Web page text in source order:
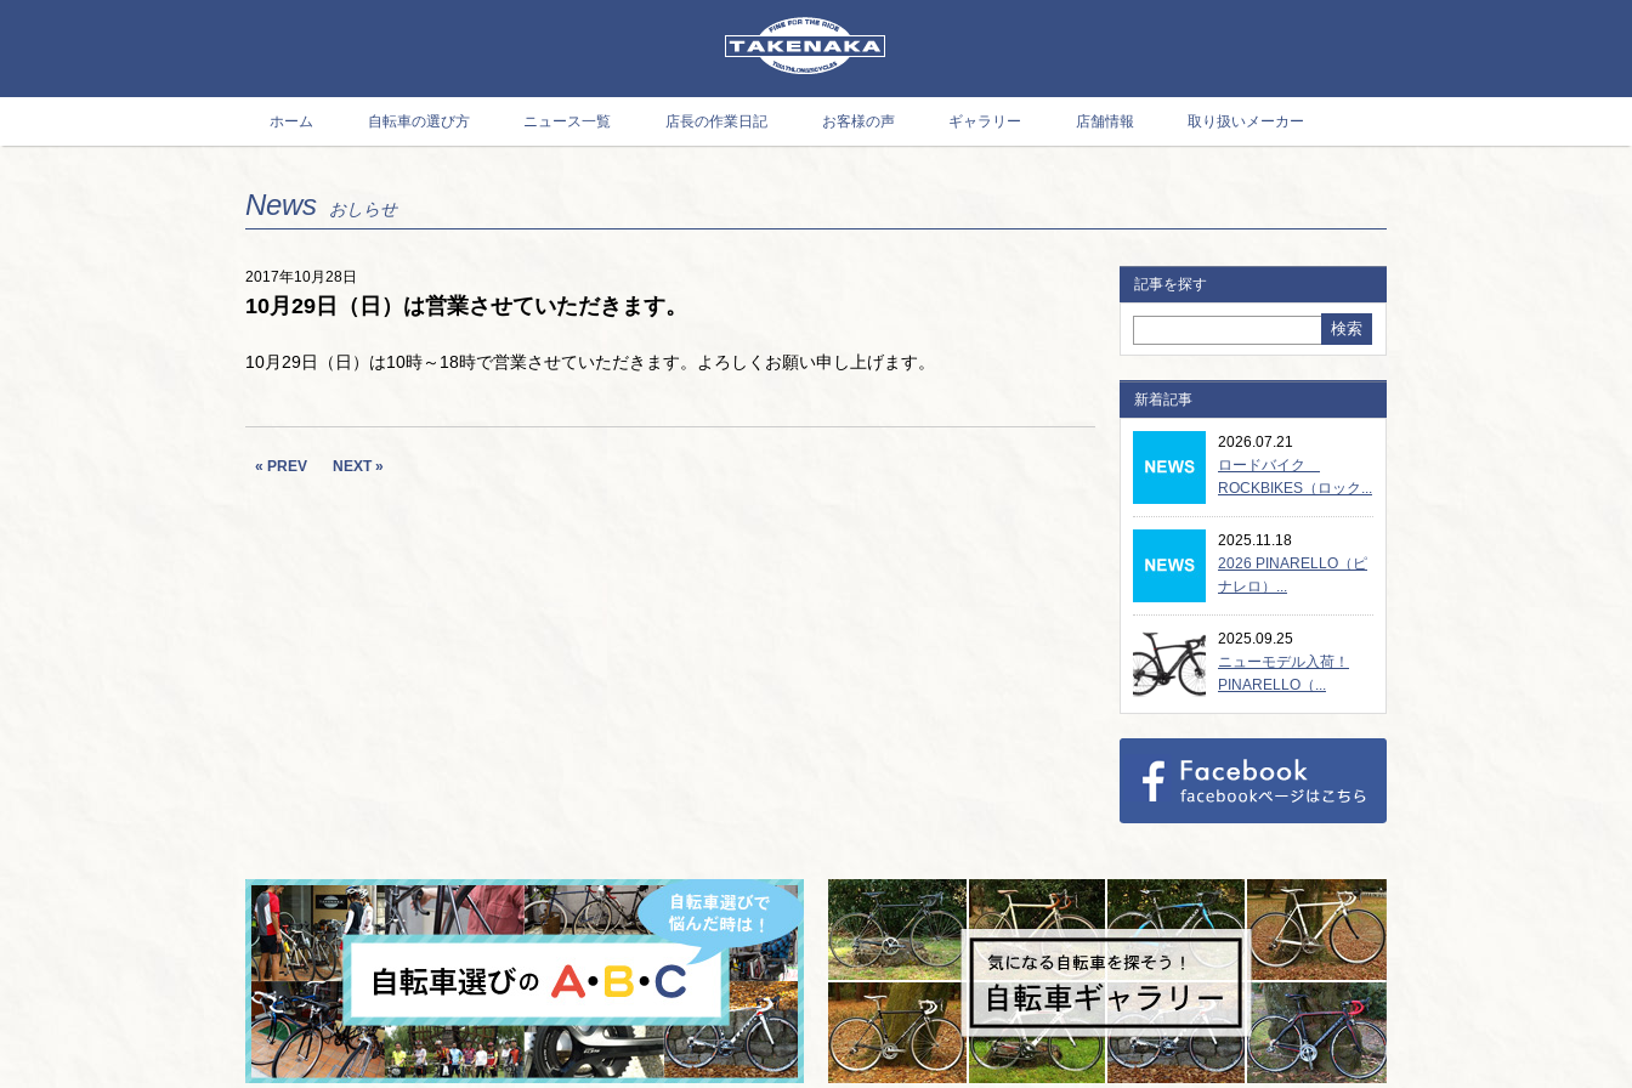
ホーム 自転車の選び方 ニュース一覧 店長の作業日記 お客様の声 ギャラリー 店舗情報 取り扱いメーカー
News おしらせ
2017年10月28日
10月29日（日）は営業させていただきます。
10月29日（日）は10時～18時で営業させていただきます。よろしくお願い申し上げます。
« PREV NEXT »
記事を探す
新着記事
2026.07.21
ロードバイク
ROCKBIKES（ロック...
2025.11.18
2026 PINARELLO（ピ
ナレロ）...
2025.09.25
ニューモデル入荷！
PINARELLO（...